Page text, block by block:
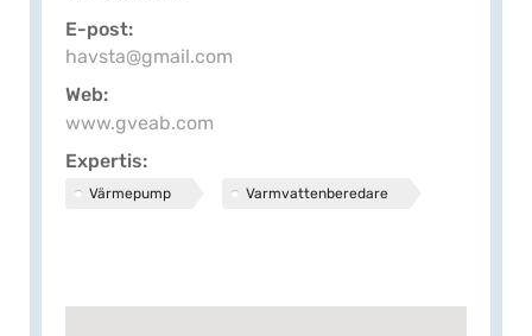
E-post
havsta@gmail.com
Web
www.gveab.com
Expertis
Värmepump Varmvattenberedare